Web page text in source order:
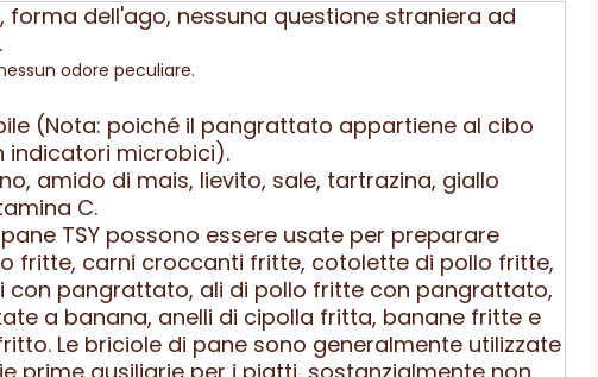
forma dell'ago, nessuna questione straniera ad
odore peculiare.
(Nota: poiché il pangrattato appartiene al cibo
indicatori microbici).
amido di mais, lievito, sale, tartrazina, giallo
C.
TSY possono essere usate per preparare
fritte, carni croccanti fritte, cotolette di pollo fritte,
con pangrattato, ali di pollo fritte con pangrattato,
a banana, anelli di cipolla fritta, banane fritte e
Le briciole di pane sono generalmente utilizzate